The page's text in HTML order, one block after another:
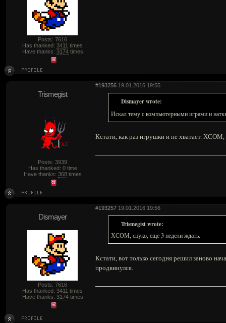
Posts: 7616
Has thanked: 3411 times
Have thanks: 3174times
#193256 19.01.2016 19:55
Trismegist
Posts: 3939
Has thanked: 0 time
Have thanks: 368times
Dismayer wrote:
Искал тему с компьютерными играми и
Кстати, как раз игрушки и не хватает.
#193257 19.01.2016 19:56
Dismayer
Posts: 7616
Has thanked: 3411 times
Have thanks: 3174times
Trismegist wrote:
ХСОМ, сцуко, еще 3 недели ждать.
Кстати, вот только сегодня решил заново
продвинулся.